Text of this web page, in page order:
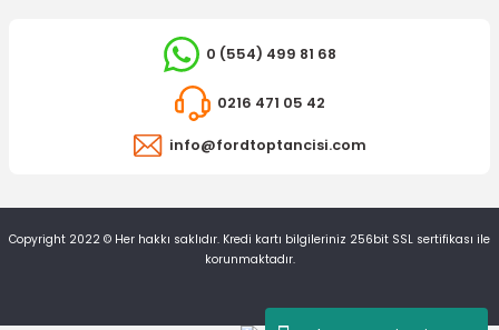
Direksiyon Kontak Termiği Ranger
0 (554) 499 81 68
0216 471 05 42
info@fordtoptancisi.com
Copyright 2022 © Her hakkı saklıdır. Kredi kartı bilgileriniz 256bit SSL sertifikası ile
korunmaktadır.